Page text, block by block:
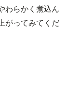
わらかく煮込ん
がってみてくだ